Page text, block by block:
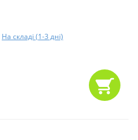
На складі (1-3 дні)